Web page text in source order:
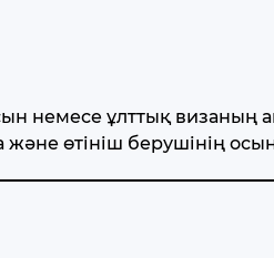
немесе ұлттық визаның
өтініш берушінің